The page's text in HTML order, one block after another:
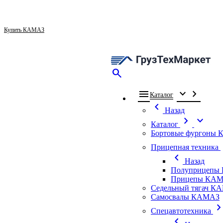
Купить КАМАЗ
search
menu Каталог expand_more chevron_right
chevron_left
Назад
Каталог
chevron_right expand_more
Бортовые
Прицепная техника
chevron_left
Назад
Прицепы
Седельный тягач
Самосвалы КАМАЗ
Спецавтотехника
chevron_right